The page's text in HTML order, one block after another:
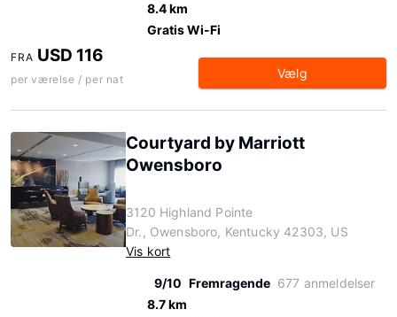
8.4 km
Gratis Wi-Fi
FRA USD 116
per værelse / per nat Vælg
Courtyard by Marriott
Owensboro
3120 Highland Pointe
Dr., Owensboro, Kentucky 42303, US
Vis kort
9/10 Fremragende 677 anmeldelser
8.7 km